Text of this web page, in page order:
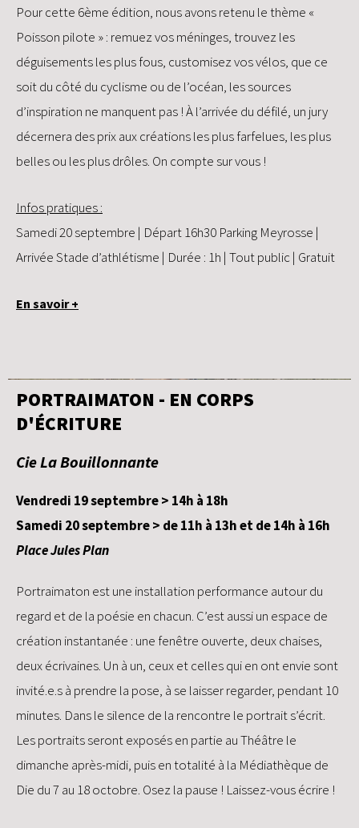
Pour cette 6ème édition, nous avons retenu le thème «
Poisson pilote » : remuez vos méninges, trouvez les
déguisements les plus fous, customisez vos vélos, que ce
soit du côté du cyclisme ou de l’océan, les sources
d’inspiration ne manquent pas ! À l’arrivée du défilé, un jury
décernera des prix aux créations les plus farfelues, les plus
belles ou les plus drôles. On compte sur vous !
Infos pratiques :
Samedi 20 septembre | Départ 16h30 Parking Meyrosse |
Arrivée Stade d’athlétisme | Durée : 1h | Tout public | Gratuit
En savoir +
PORTRAIMATON - EN CORPS
D'ÉCRITURE
Cie La Bouillonnante
Vendredi 19 septembre > 14h à 18h
Samedi 20 septembre > de 11h à 13h et de 14h à 16h
Place Jules Plan
Portraimaton est une installation performance autour du
regard et de la poésie en chacun. C’est aussi un espace de
création instantanée : une fenêtre ouverte, deux chaises,
deux écrivaines. Un à un, ceux et celles qui en ont envie sont
invité.e.s à prendre la pose, à se laisser regarder, pendant 10
minutes. Dans le silence de la rencontre le portrait s’écrit.
Les portraits seront exposés en partie au Théâtre le
dimanche après-midi, puis en totalité à la Médiathèque de
Die du 7 au 18 octobre. Osez la pause ! Laissez-vous écrire !